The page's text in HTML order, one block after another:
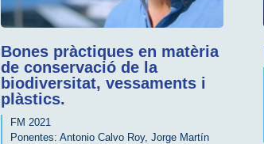
Bones pràctiques en matèria
de conservació de la
biodiversitat, vessaments i
plàstics.
FM 2021
Ponentes: Antonio Calvo Roy, Jorge Martín